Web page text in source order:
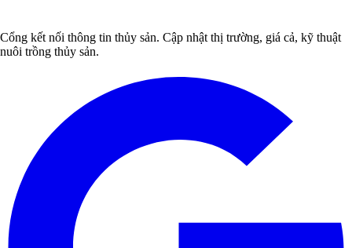
Cổng kết nối thông tin thủy sản. Cập nhật thị trường, giá cả, kỹ thuật
nuôi trồng thủy sản.